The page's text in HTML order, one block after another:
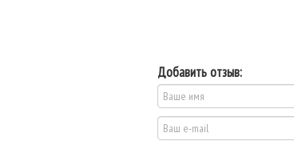
Добавить отзыв: